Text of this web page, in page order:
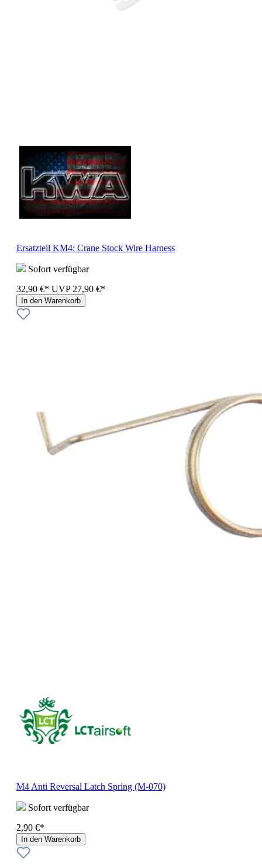
Ersatzteil KM4: Crane Stock Wire Harness
Sofort verfügbar
32,90 €* UVP 27,90 €*
In den Warenkorb
M4 Anti Reversal Latch Spring (M-070)
Sofort verfügbar
2,90 €*
In den Warenkorb